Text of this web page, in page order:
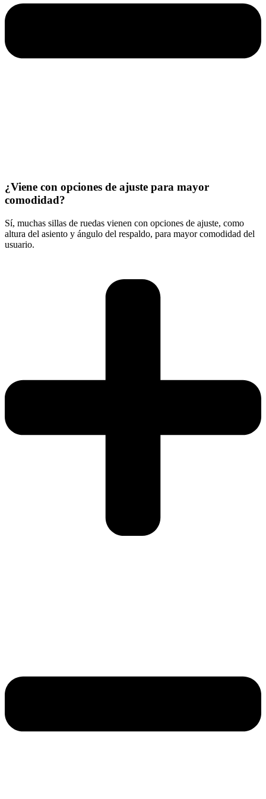
¿Viene con opciones de ajuste para mayor
comodidad?
Sí, muchas sillas de ruedas vienen con opciones de ajuste, como
altura del asiento y ángulo del respaldo, para mayor comodidad del
usuario.